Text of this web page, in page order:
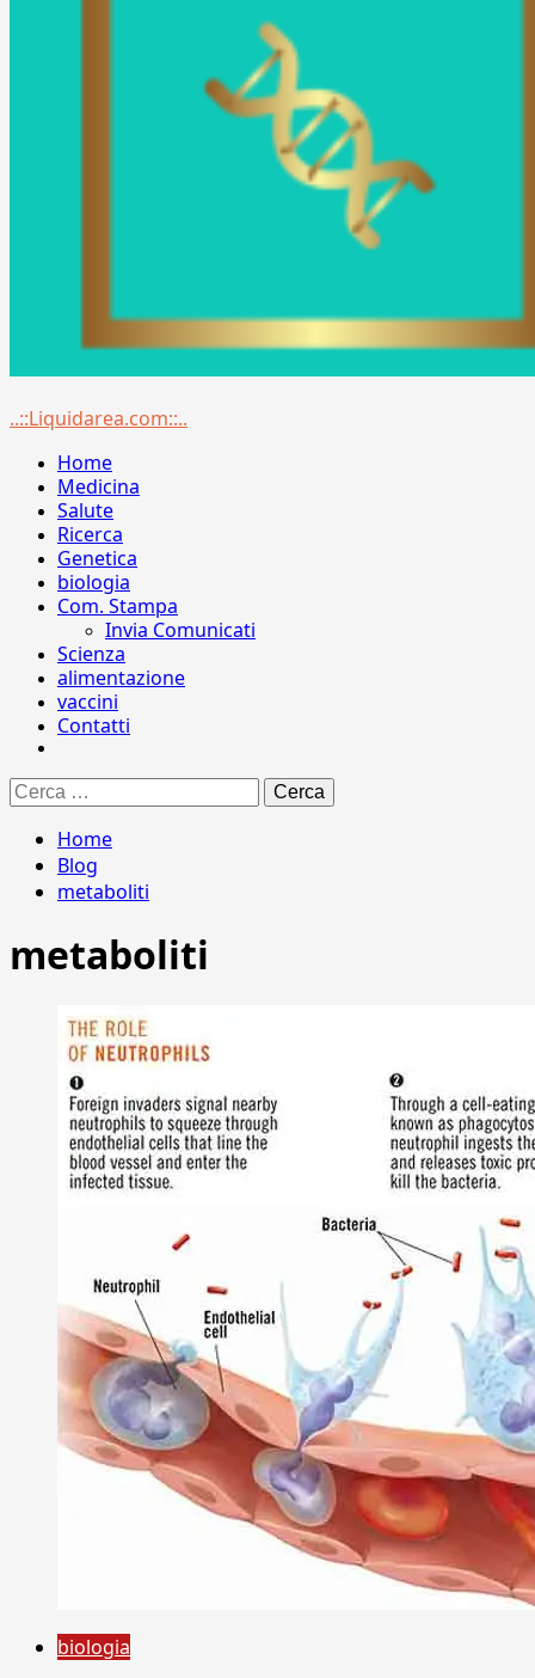
Menu
..::Liquidarea.com::..
Home
Medicina
Salute
Ricerca
Genetica
biologia
Com. Stampa
Invia Comunicati
Scienza
alimentazione
vaccini
Contatti
Ricerca
per:
Home
Blog
metaboliti
metaboliti
biologia